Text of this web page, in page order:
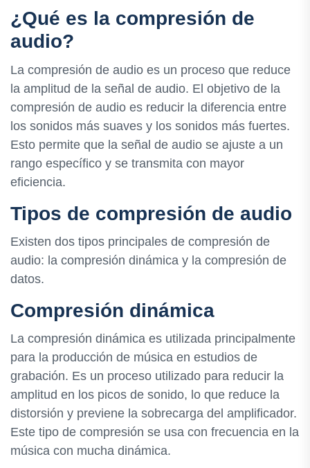
¿Qué es la compresión de
audio?
La compresión de audio es un proceso que reduce
la amplitud de la señal de audio. El objetivo de la
compresión de audio es reducir la diferencia entre
los sonidos más suaves y los sonidos más fuertes.
Esto permite que la señal de audio se ajuste a un
rango específico y se transmita con mayor
eficiencia.
Tipos de compresión de audio
Existen dos tipos principales de compresión de
audio: la compresión dinámica y la compresión de
datos.
Compresión dinámica
La compresión dinámica es utilizada principalmente
para la producción de música en estudios de
grabación. Es un proceso utilizado para reducir la
amplitud en los picos de sonido, lo que reduce la
distorsión y previene la sobrecarga del amplificador.
Este tipo de compresión se usa con frecuencia en la
música con mucha dinámica.